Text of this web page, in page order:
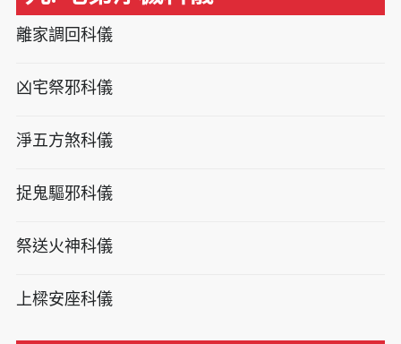
離家調回科儀
凶宅祭邪科儀
淨五方煞科儀
捉鬼驅邪科儀
祭送火神科儀
上樑安座科儀